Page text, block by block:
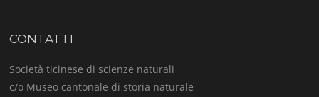
CONTATTI
Società ticinese di scienze naturali
c/o Museo cantonale di storia naturale